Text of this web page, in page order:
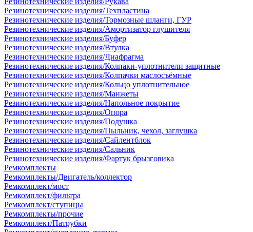
Резинотехнические изделия/Техпластина
Резинотехнические изделия/Тормозные шланги, ГУР
Резинотехнические изделия/Амортизатор глушителя
Резинотехнические изделия/Буфер
Резинотехнические изделия/Втулка
Резинотехнические изделия/Диафрагма
Резинотехнические изделия/Колпаки-уплотнители защитные
Резинотехнические изделия/Колпачки маслосъёмные
Резинотехнические изделия/Кольцо уплотнительное
Резинотехнические изделия/Манжеты
Резинотехнические изделия/Напольное покрытие
Резинотехнические изделия/Опора
Резинотехнические изделия/Подушка
Резинотехнические изделия/Пыльник, чехол, заглушка
Резинотехнические изделия/Сайлентблок
Резинотехнические изделия/Сальник
Резинотехнические изделия/Фартук брызговика
Ремкомплекты
Ремкомплекты/Двигатель/коллектор
Ремкомплект/мост
Ремкомплект/фильтра
Ремкомплект/ступицы
Ремкомплекты/прочие
Ремкомплект/Патрубки